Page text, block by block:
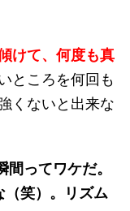
けて、何度も真
ところを何回も
くないと出来な
間ってワケだ。
笑）。リズム